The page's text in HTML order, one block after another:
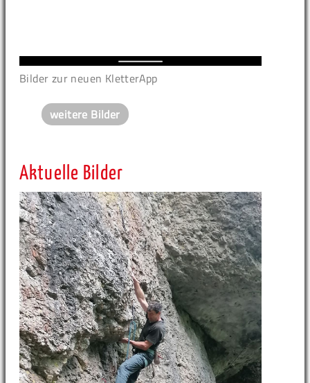
Bilder zur neuen KletterApp
weitere Bilder
Aktuelle Bilder